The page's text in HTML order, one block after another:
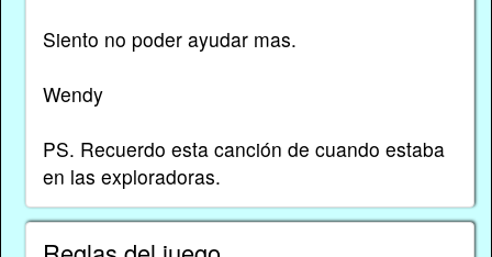
Siento no poder ayudar mas.
Wendy
PS. Recuerdo esta canción de cuando estaba
en las exploradoras.